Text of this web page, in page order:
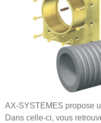
AX-SYSTEMES propose
Dans celle-ci, vous